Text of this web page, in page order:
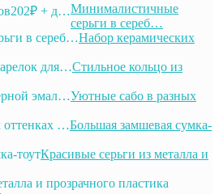
Минималистичные
серьги в сереб…
Набор керамических
Стильное кольцо из
Уютные сабо в разных
Большая замшевая сумка-
Красивые серьги из металла и